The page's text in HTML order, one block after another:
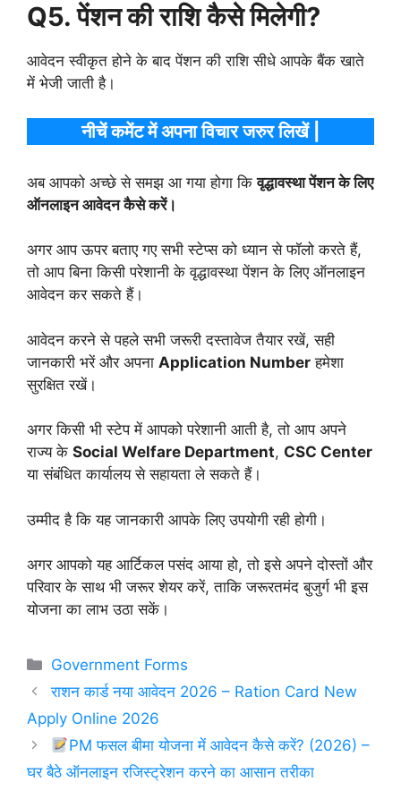
Q5. पेंशन की राशि कैसे मिलेगी?
आवेदन स्वीकृत होने के बाद पेंशन की राशि सीधे आपके बैंक खाते
में भेजी जाती है।
नीचें कमेंट में अपना विचार जरुर लिखें |
अब आपको अच्छे से समझ आ गया होगा किवृद्धावस्था पेंशन के लिए
ऑनलाइन आवेदन कैसे करें।
अगर आप ऊपर बताए गए सभी स्टेप्स को ध्यान से फॉलो करते हैं,
तो आप बिना किसी परेशानी के वृद्धावस्था पेंशन के लिए ऑनलाइन
आवेदन कर सकते हैं।
आवेदन करने से पहले सभी जरूरी दस्तावेज तैयार रखें, सही
जानकारी भरें और अपना Application Number हमेशा
सुरक्षित रखें।
अगर किसी भी स्टेप में आपको परेशानी आती है, तो आप अपने
राज्य के Social Welfare Department, CSC Center
या संबंधित कार्यालय से सहायता ले सकते हैं।
उम्मीद है कि यह जानकारी आपके लिए उपयोगी रही होगी।
अगर आपको यह आर्टिकल पसंद आया हो, तो इसे अपने दोस्तों और
परिवार के साथ भी जरूर शेयर करें, ताकि जरूरतमंद बुजुर्ग भी इस
योजना का लाभ उठा सकें।
Categories
Government Forms
राशन कार्ड नया आवेदन 2026 – Ration Card New
Apply Online 2026
PM फसल बीमा योजना में आवेदन कैसे करें? (2026) –
घर बैठे ऑनलाइन रजिस्ट्रेशन करने का आसान तरीका